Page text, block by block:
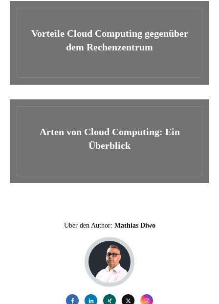
Vorteile Cloud Computing gegenüber
dem Rechenzentrum
Arten von Cloud Computing: Ein
Überblick
Über den Author: Mathias Diwo